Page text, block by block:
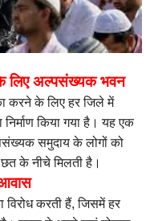
लिए अल्पसंख्यक भवन
करने के लिए हर जिले में
किया गया है। यह एक
समुदाय के लोगों को
के नीचे मिलती है।
विरोध करती हैं, जिसमें हर